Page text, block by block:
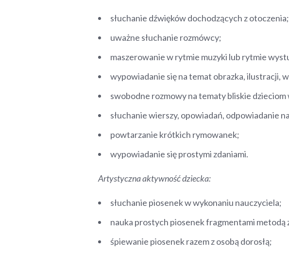
słuchanie dźwięków dochodzących z otoczenia;
uważne słuchanie rozmówcy;
maszerowanie w rytmie muzyki lub rytmie
wypowiadanie się na temat obrazka, ilustracji,
swobodne rozmowy na tematy bliskie
słuchanie wierszy, opowiadań, odpowiadanie
powtarzanie krótkich rymowanek;
wypowiadanie się prostymi zdaniami.
Artystyczna aktywność dziecka:
słuchanie piosenek w wykonaniu nauczyciela;
nauka prostych piosenek fragmentami metodą
śpiewanie piosenek razem z osobą dorosłą;